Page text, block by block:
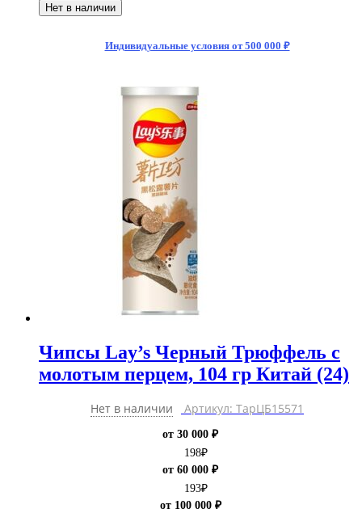
Нет в наличии
Индивидуальные условия от 500 000 ₽
Чипсы Lay’s Черный Трюффель с
молотым перцем, 104 гр Китай (24)
Нет в наличии Артикул: ТарЦБ15571
от 30 000 ₽
198₽
от 60 000 ₽
193₽
от 100 000 ₽